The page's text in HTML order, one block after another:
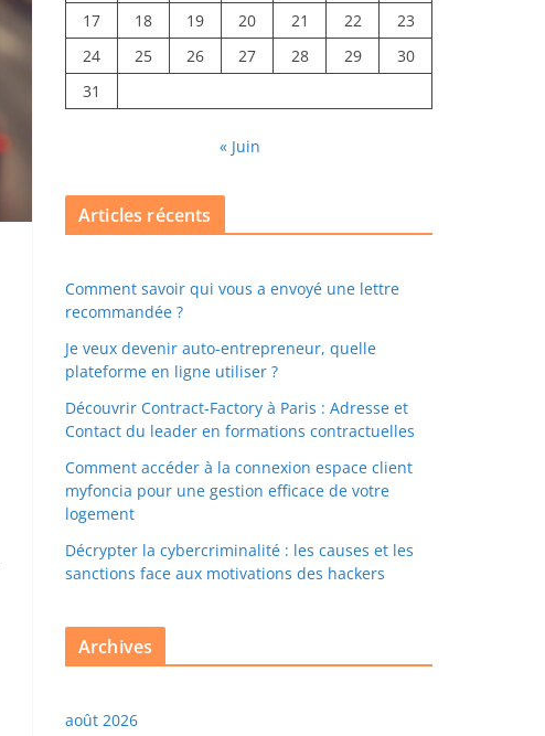
17
18 19 20 21 22
23
24
25 26 27 28 29
30
31
« Juin
Articles récents
Comment savoir qui vous a envoyé une lettre
recommandée ?
Je veux devenir auto-entrepreneur, quelle
plateforme en ligne utiliser ?
Découvrir Contract-Factory à Paris : Adresse et
Contact du leader en formations contractuelles
Comment accéder à la connexion espace client
myfoncia pour une gestion efficace de votre
logement
Décrypter la cybercriminalité : les causes et les
sanctions face aux motivations des hackers
Archives
août 2026